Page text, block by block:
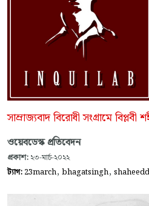
সাম্রাজ্যবাদ বিরোধী সংগ্রামে
ওয়েবডেস্ক প্রতিবেদন
প্রকাশ: ২৩-মার্চ-২০২২
ট্যাগ: 23march, bhagatsingh,